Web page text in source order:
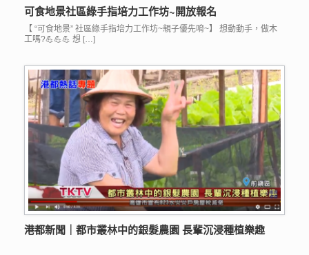
可食地景社區綠手指培力工作坊~開放報名
【 “可食地景” 社區綠手指培力工作坊~親子優先唷~】 想動動手，做木
工嗎?💪💪💪 想 […]
港都新聞｜都市叢林中的銀髮農園 長輩沉浸種植樂趣